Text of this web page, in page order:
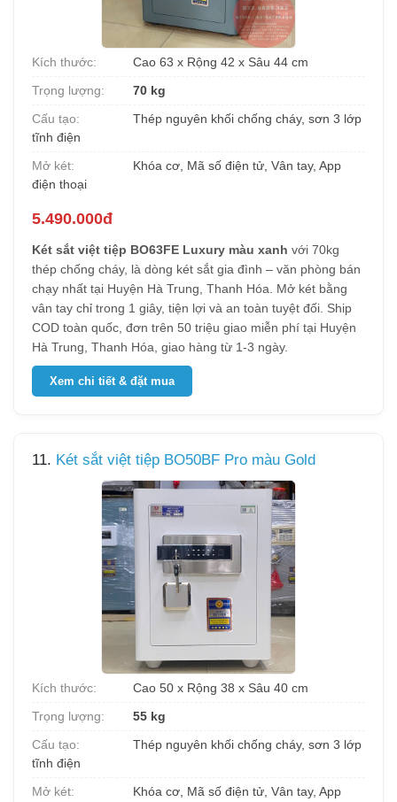
Kích thước:
Cao 63 x Rộng 42 x Sâu 44 cm
Trọng lượng:
70 kg
Cấu tạo:
Thép nguyên khối chống cháy, sơn 3 lớp
tĩnh điện
Mở két:
Khóa cơ, Mã số điện tử, Vân tay, App
điện thoại
5.490.000đ
Két sắt việt tiệp BO63FE Luxury màu xanh với 70kg
thép chống cháy, là dòng két sắt gia đình – văn phòng bán
chạy nhất tại Huyện Hà Trung, Thanh Hóa. Mở két bằng
vân tay chỉ trong 1 giây, tiện lợi và an toàn tuyệt đối. Ship
COD toàn quốc, đơn trên 50 triệu giao miễn phí tại Huyện
Hà Trung, Thanh Hóa, giao hàng từ 1-3 ngày.
Xem chi tiết & đặt mua
11. Két sắt việt tiệp BO50BF Pro màu Gold
Kích thước:
Cao 50 x Rộng 38 x Sâu 40 cm
Trọng lượng:
55 kg
Cấu tạo:
Thép nguyên khối chống cháy, sơn 3 lớp
tĩnh điện
Mở két:
Khóa cơ, Mã số điện tử, Vân tay, App